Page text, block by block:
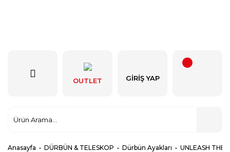
OUTLET GIRIŞ YAP
Anasayfa DÜRBÜN & TELESKOP Dürbün Ayakları UNLEASH THE